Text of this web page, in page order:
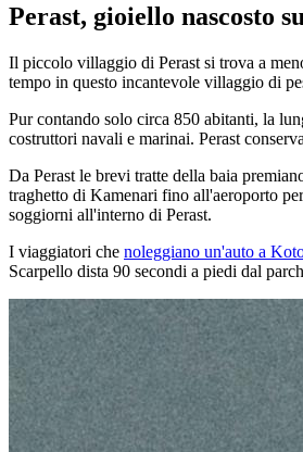
Perast, gioiello nascosto
Il piccolo villaggio di Perast si trova a
tempo in questo incantevole villaggio di
Pur contando solo circa 850 abitanti, la
costruttori navali e marinai. Perast
Da Perast le brevi tratte della baia
traghetto di Kamenari fino all'aeroporto
soggiorni all'interno di Perast.
I viaggiatori che noleggiano un'auto a
Scarpello dista 90 secondi a piedi dal